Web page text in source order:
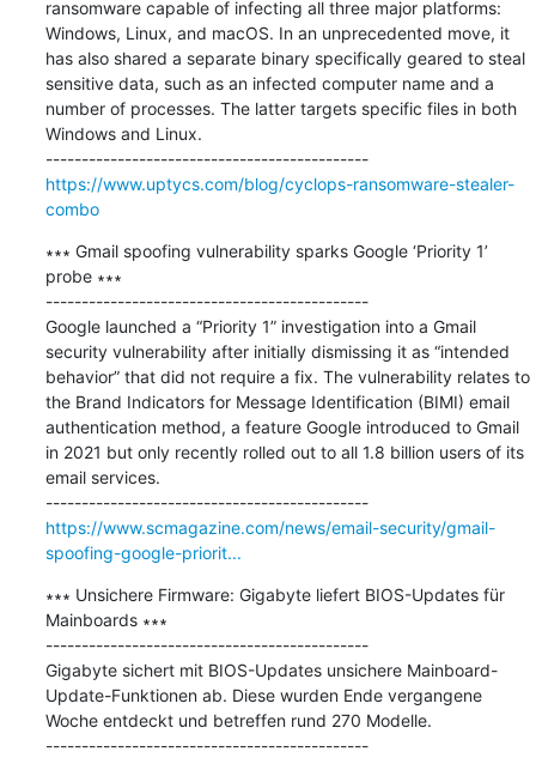
ransomware capable of infecting all three major platforms:
Windows, Linux, and macOS. In an unprecedented move, it
has also shared a separate binary specifically geared to steal
sensitive data, such as an infected computer name and a
number of processes. The latter targets specific files in both
Windows and Linux.
---------------------------------------------
https://www.uptycs.com/blog/cyclops-ransomware-stealer-
combo
∗∗∗ Gmail spoofing vulnerability sparks Google ‘Priority 1’
probe ∗∗∗
---------------------------------------------
Google launched a “Priority 1” investigation into a Gmail
security vulnerability after initially dismissing it as “intended
behavior” that did not require a fix. The vulnerability relates to
the Brand Indicators for Message Identification (BIMI) email
authentication method, a feature Google introduced to Gmail
in 2021 but only recently rolled out to all 1.8 billion users of its
email services.
---------------------------------------------
https://www.scmagazine.com/news/email-security/gmail-
spoofing-google-priorit...
∗∗∗ Unsichere Firmware: Gigabyte liefert BIOS-Updates für
Mainboards ∗∗∗
---------------------------------------------
Gigabyte sichert mit BIOS-Updates unsichere Mainboard-
Update-Funktionen ab. Diese wurden Ende vergangene
Woche entdeckt und betreffen rund 270 Modelle.
---------------------------------------------